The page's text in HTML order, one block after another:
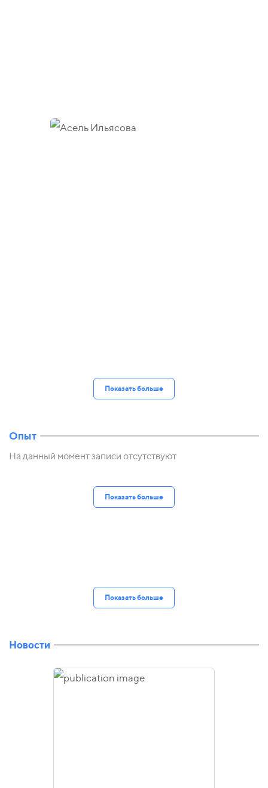
Показать больше
Опыт
На данный момент записи отсутствуют
Показать больше
Показать больше
Новости